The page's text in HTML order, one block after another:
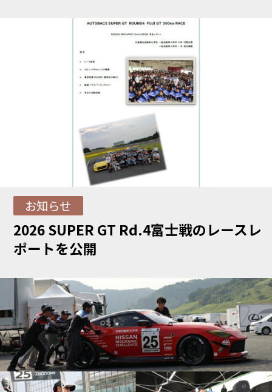
お知らせ
2026 SUPER GT Rd.4富士戦のレースレ
ポートを公開